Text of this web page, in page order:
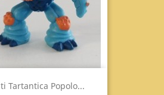
Tartantica Popolo...